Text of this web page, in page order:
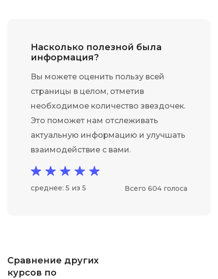
Насколько полезной была
информация?
Вы можете оценить пользу всей
страницы в целом, отметив
необходимое количество звездочек.
Это поможет нам отслеживать
актуальную информацию и улучшать
взаимодействие с вами.
среднее: 5 из 5 Всего 604 голоса
Сравнение других
курсов по